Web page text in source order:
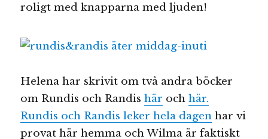
roligt med knapparna med ljuden!
Helena har skrivit om två andra böcker
om Rundis och Randishär ochhär.
Rundis och Randis leker hela dagen har vi
provat här hemma och Wilma är faktiskt